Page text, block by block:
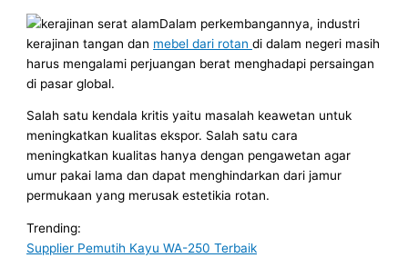
Dalam perkembangannya, industri
kerajinan tangan dan mebel dari rotandi dalam negeri masih
harus mengalami perjuangan berat menghadapi persaingan
di pasar global.
Salah satu kendala kritis yaitu masalah keawetan untuk
meningkatkan kualitas ekspor. Salah satu cara
meningkatkan kualitas hanya dengan pengawetan agar
umur pakai lama dan dapat menghindarkan dari jamur
permukaan yang merusak estetikia rotan.
Trending:
Supplier Pemutih Kayu WA-250 Terbaik